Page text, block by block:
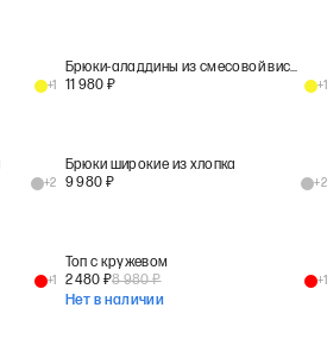
+1
Брюки-аладдины из смесовой вискозы
11 980 ₽ +1
+2
Брюки широкие из хлопка
9 980 ₽ +2
+1
Топ с кружевом
2 480 ₽8 980₽
Нет в наличии
+1